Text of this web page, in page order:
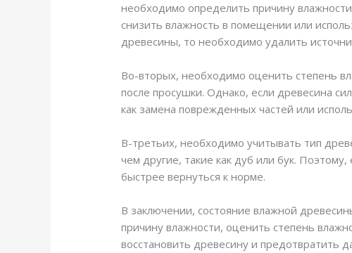
необходимо определить причину
снизить влажность в помещении или
древесины, то необходимо удалить
Во-вторых, необходимо оценить степень
после просушки. Однако, если древесина
как замена поврежденных частей или
В-третьих, необходимо учитывать тип
чем другие, такие как дуб или бук.
быстрее вернуться к норме.
В заключении, состояние влажной
причину влажности, оценить степень
восстановить древесину и предотвратить